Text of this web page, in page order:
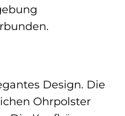
Design. Die
Ohrpolster